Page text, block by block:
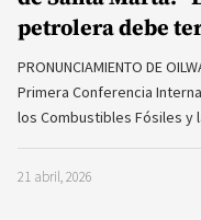
petrolera debe
PRONUNCIAMIENTO DE
Primera Conferencia
los Combustibles Fósiles y
21 abril, 2026